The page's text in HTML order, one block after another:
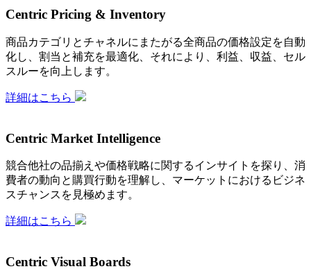
Centric Pricing & Inventory
商品カテゴリとチャネルにまたがる全商品の価格設定を自動
化し、割当と補充を最適化、それにより、利益、収益、セル
スルーを向上します。
詳細はこちら
Centric Market Intelligence
競合他社の品揃えや価格戦略に関するインサイトを探り、消
費者の動向と購買行動を理解し、マーケットにおけるビジネ
スチャンスを見極めます。
詳細はこちら
Centric Visual Boards